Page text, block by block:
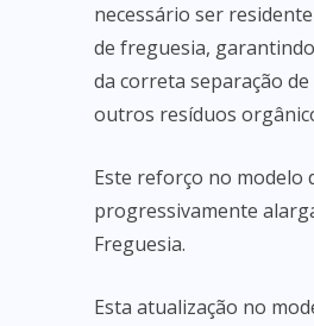
necessário ser
de freguesia,
da correta separação
outros resíduos
Este reforço no modelo
progressivamente
Freguesia.
Esta atualização no